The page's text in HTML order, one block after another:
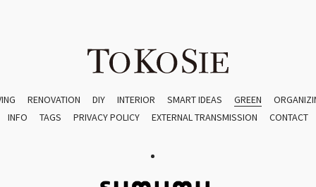
RENOVATION DIY INTERIOR SMART IDEAS GREEN
INFO
TAGS PRIVACY POLICY EXTERNAL TRANSMISSION CONTACT